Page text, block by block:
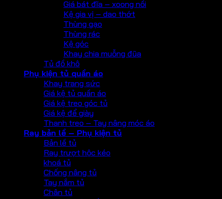
Giá bát đĩa – xoong nồi
Kệ gia vị – dao thớt
Thùng gạo
Thùng rác
Kệ góc
Khay chia muỗng đũa
Tủ đồ khô
Phụ kiện tủ quần áo
Khay trang sức
Giá kệ tủ quần áo
Giá kệ treo góc tủ
Giá kệ để giày
Thanh treo – Tay nâng móc áo
Ray bản lề – Phụ kiện tủ
Bản lề tủ
Ray trượt hộc kéo
khoá tủ
Chống nâng tủ
Tay nắm tủ
Chân tủ